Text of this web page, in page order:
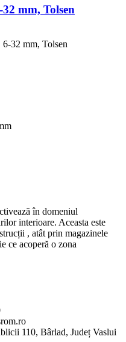
mm, Tolsen
32 mm, Tolsen
în domeniul
interioare. Aceasta este
, atât prin magazinele
ce acoperă o zona
110, Bârlad, Județ Vaslui